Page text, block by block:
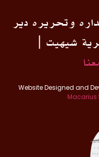
وتحريره دير
شيهيت |
Website Designed and
Macarius